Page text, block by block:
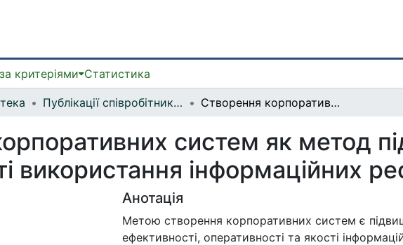
критеріями Статистика
Публікації співробітників бібліотеки Створення корпоративних систем як метод підвищення ефективності використання інформаційних ресурсів бібліотек
систем як метод
використання інформаційних
Анотація
Метою створення корпоративних систем є
ефективності, оперативності та якості